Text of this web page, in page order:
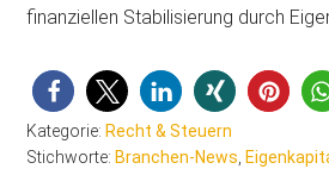
finanziellen Stabilisierung durch
Kategorie: Recht & Steuern
Stichworte: Branchen-News,